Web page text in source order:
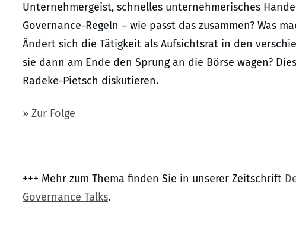
Unternehmergeist, schnelles unternehmerisches
Governance-Regeln – wie passt das zusammen? Was
Ändert sich die Tätigkeit als Aufsichtsrat in den
sie dann am Ende den Sprung an die Börse wagen?
Radeke-Pietsch diskutieren.
» Zur Folge
+++ Mehr zum Thema finden Sie in unserer Zeitschrift
Governance Talks.